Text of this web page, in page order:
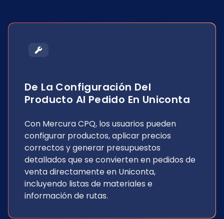
De La Configuración Del
Producto Al Pedido En Uniconta
Con Mercura CPQ, los usuarios pueden
configurar productos, aplicar precios
correctos y generar presupuestos
detallados que se convierten en pedidos de
venta directamente en Uniconta,
incluyendo listas de materiales e
información de rutas.